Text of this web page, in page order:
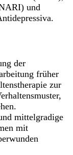
und
der
früher
zur
mittelgradige
mit